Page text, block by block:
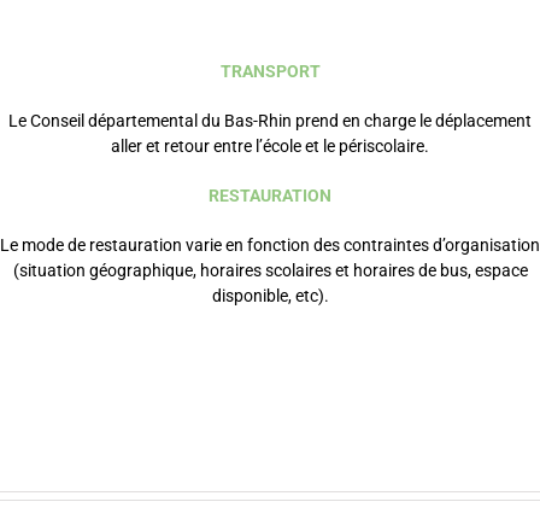
TRANSPORT
LeConseil départemental du Bas-Rhin prend en charge le déplacement
aller et retour entre l’école et le périscolaire.
RESTAURATION
Le mode de restauration varie en fonction des contraintes d’organisation
(situation géographique, horaires scolaires et horaires de bus, espace
disponible, etc).